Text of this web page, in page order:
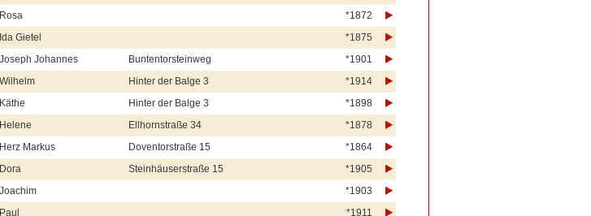
Rosa
*1872
Ida Gietel
*1875
Joseph Johannes Buntentorsteinweg
*1901
Wilhelm Hinter der Balge 3
*1914
Käthe Hinter der Balge 3
*1898
Helene Ellhornstraße 34
*1878
Herz Markus Doventorstraße 15
*1864
Dora Steinhäuserstraße 15
*1905
Joachim
*1903
Paul
*1911